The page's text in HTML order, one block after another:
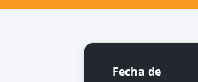
Fecha de